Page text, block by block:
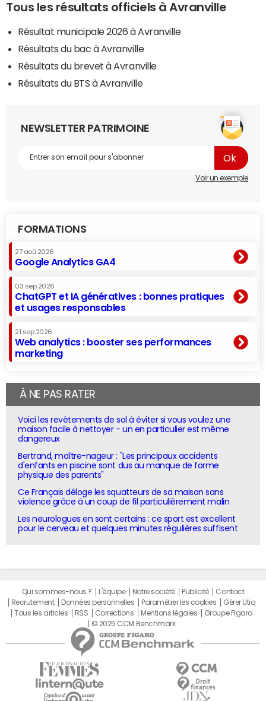
Tous les résultats officiels à Avranville
Résultat municipale 2026 à Avranville
Résultats du bac à Avranville
Résultats du brevet à Avranville
Résultats du BTS à Avranville
NEWSLETTER PATRIMOINE
Voir un exemple
FORMATIONS
27 aoû 2026
Google Analytics GA4
03 sep 2026
ChatGPT et IA génératives : bonnes pratiques
et usages responsables
21 sep 2026
Web analytics : booster ses performances
marketing
À NE PAS RATER
Voici les revêtements de sol à éviter si vous voulez une
maison facile à nettoyer - un en particulier est même
dangereux
Bertrand, maître-nageur : "Les principaux accidents
d'enfants en piscine sont dus au manque de forme
physique des parents"
Ce Français déloge les squatteurs de sa maison sans
violence grâce à un coup de fil particulièrement malin
Les neurologues en sont certains : ce sport est excellent
pour le cerveau et quelques minutes régulières suffisent
Qui sommes-nous ? L'équipe Notre société Publicité
Contact
Recrutement
Données personnelles Paramétrer les cookies
Gérer Utiq
Tous les articles
RSS Corrections Mentions légales
Groupe Figaro
© 2025 CCM Benchmark